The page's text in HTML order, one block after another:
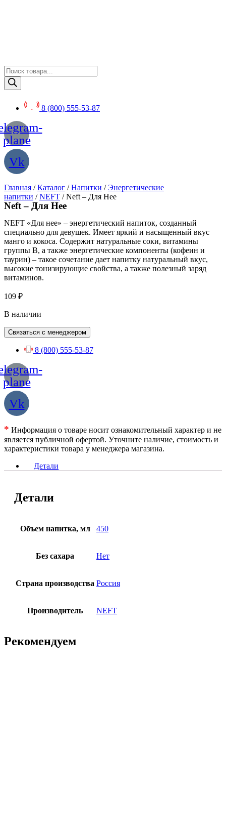
Поиск
товаров
8 (800) 555-53-87
plane
Vk
Главная /Каталог /Напитки /Энергетические
напитки /NEFT / Neft – Для Нее
Neft – Для Нее
NEFT «Для нее» – энергетический напиток, созданный
специально для девушек. Имеет яркий и насыщенный вкус
манго и кокоса. Содержит натуральные соки, витамины
группы B, а также энергетические компоненты (кофеин и
таурин) – такое сочетание дает напитку натуральный вкус,
высокие тонизирующие свойства, а также полезный заряд
витаминов.
109 ₽
В наличии
Связаться с менеджером
8 (800) 555-53-87
plane
Vk
* Информация о товаре носит ознакомительный характер и не
является публичной офертой. Уточните наличие, стоимость и
характеристики товара у менеджера магазина.
Детали
Детали
Объем напитка, мл 450
Без сахара Нет
Страна производства Россия
Производитель NEFT
Рекомендуем